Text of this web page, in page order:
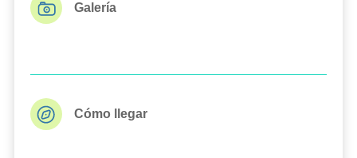
Galería
Cómo llegar